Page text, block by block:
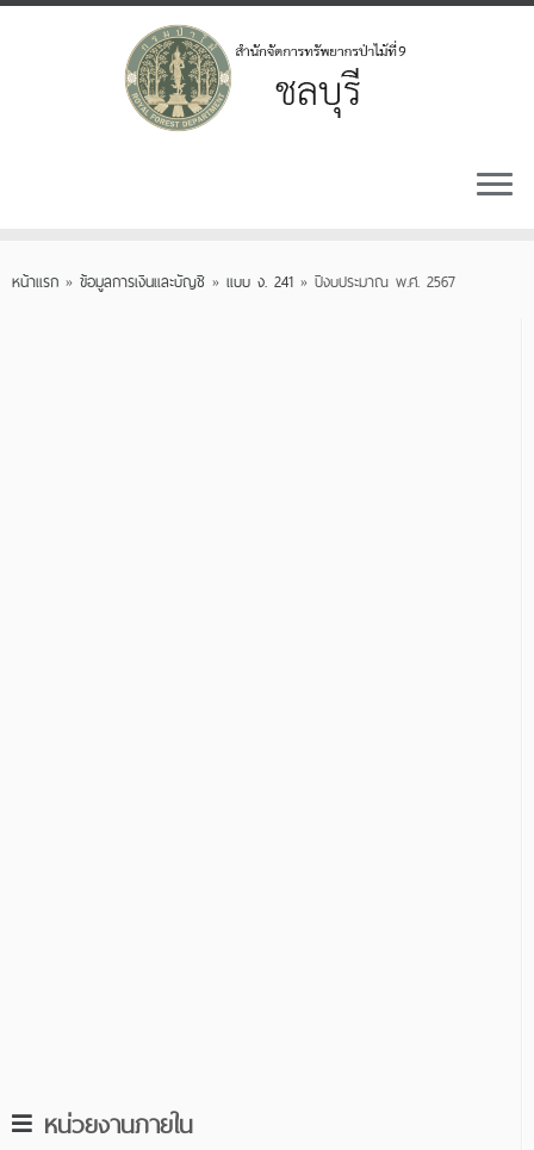
หน้าแรก » ข้อมูลการเงินและบัญชี » แบบ ง. 241 » ปีงบประมาณ พ.ศ. 2567
หน่วยงานภายใน